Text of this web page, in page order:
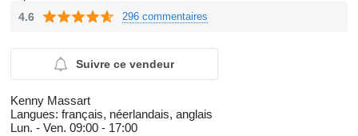
4.6 296 commentaires
Suivre ce vendeur
Kenny Massart
Langues: français, néerlandais, anglais
Lun. - Ven. 09:00 - 17:00